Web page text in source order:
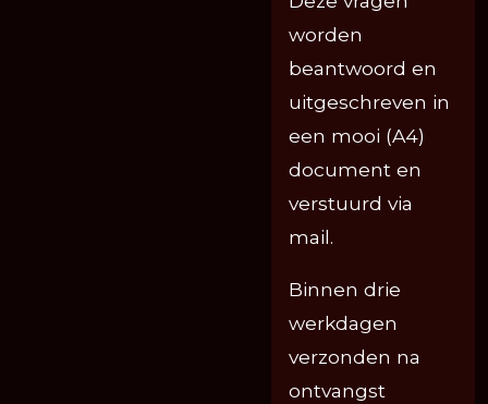
worden
beantwoord en
uitgeschreven in
een mooi (A4)
document en
verstuurd via
mail.
Binnen drie
werkdagen
verzonden na
ontvangst